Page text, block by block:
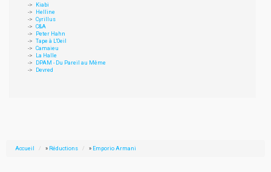
Kiabi
Helline
Cyrillus
C&A
Peter Hahn
Tape à L'Oeil
Camaieu
La Halle
DPAM - Du Pareil au Même
Devred
Accueil » Réductions » Emporio Armani